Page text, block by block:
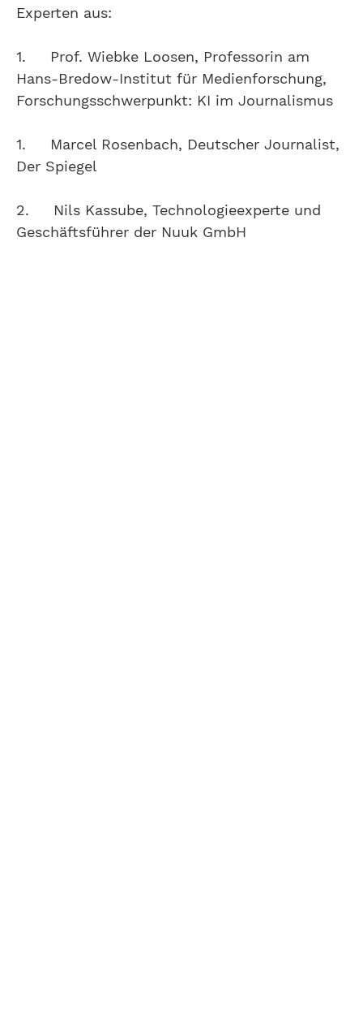
Experten aus:
1. Prof. Wiebke Loosen, Professorin am
Hans-Bredow-Institut für Medienforschung,
Forschungsschwerpunkt: KI im Journalismus
1. Marcel Rosenbach, Deutscher Journalist,
Der Spiegel
2. Nils Kassube, Technologieexperte und
Geschäftsführer der Nuuk GmbH